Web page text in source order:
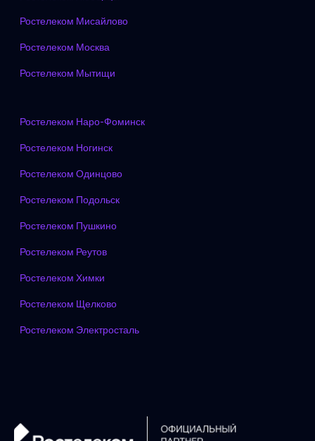
Ростелеком Мисайлово
Ростелеком Москва
Ростелеком Мытищи
Ростелеком Наро-Фоминск
Ростелеком Ногинск
Ростелеком Одинцово
Ростелеком Подольск
Ростелеком Пушкино
Ростелеком Реутов
Ростелеком Химки
Ростелеком Щелково
Ростелеком Электросталь